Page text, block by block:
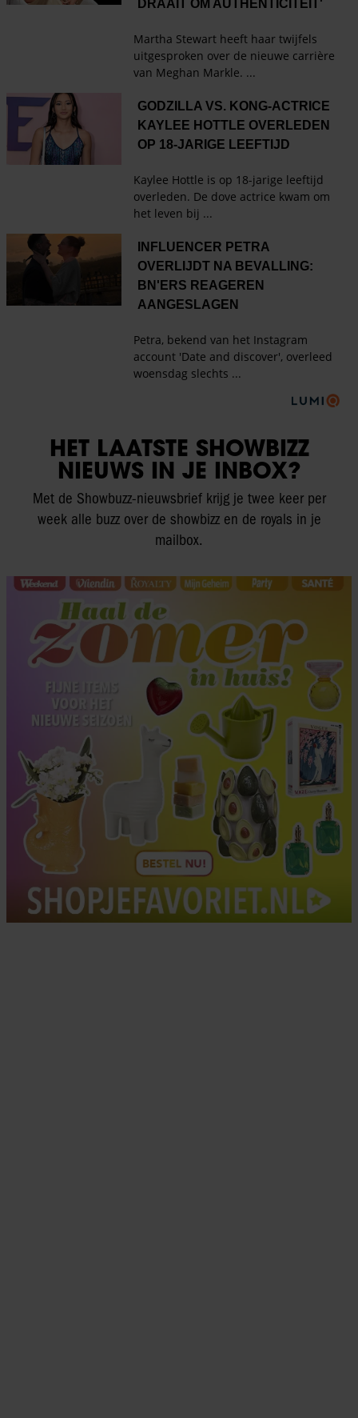
HET LAATSTE SHOWBIZZ
NIEUWS IN JE INBOX?
Met de Showbuzz-nieuwsbrief krijg je twee keer per
week alle buzz over de showbizz en de royals in je
mailbox.